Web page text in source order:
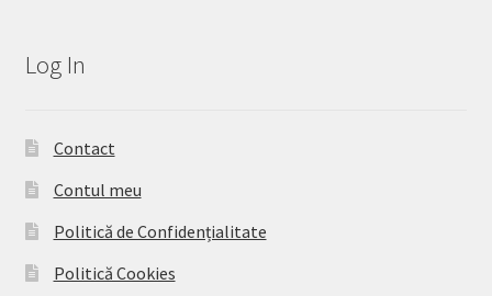
Log In
Contact
Contul meu
Politică de Confidențialitate
Politică Cookies